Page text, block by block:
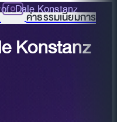
ค่าธรรมเนียมการ
Dale Konstanz
Konstanz